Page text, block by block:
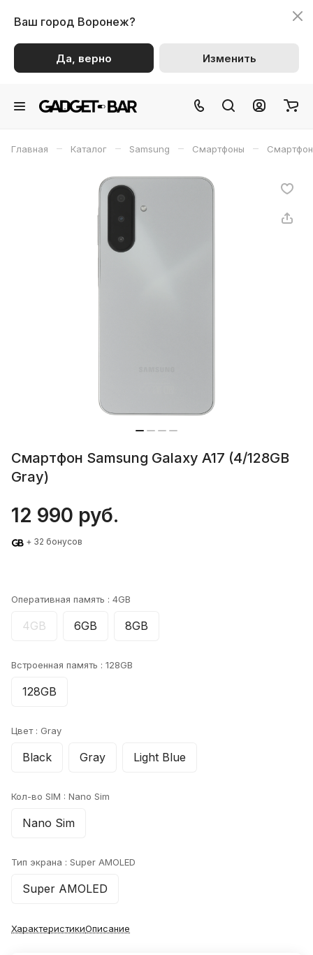
Ваш город Воронеж?
Да, верно Изменить
Главная – Каталог – Samsung – Смартфоны –
Смартфон Samsung Galaxy A17 (4/128GB
Gray)
12 990 руб.
+ 32 бонусов
Оперативная память : 4GB
4GB 6GB 8GB
Встроенная память : 128GB
128GB
Цвет : Gray
Black Gray Light Blue
Кол-во SIM : Nano Sim
Nano Sim
Тип экрана : Super AMOLED
Super AMOLED
ХарактеристикиОписание